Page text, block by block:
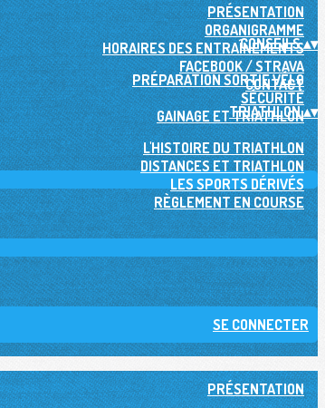
PRÉSENTATION
ORGANIGRAMME
HORAIRES DES ENTRAÎNEMENTS
FACEBOOK / STRAVA
CONTACT
CONSEILS▴▾
PRÉPARATION SORTIE VÉLO
SÉCURITÉ
GAINAGE ET TRIATHLON
TRIATHLON▴▾
L'HISTOIRE DU TRIATHLON
DISTANCES ET TRIATHLON
LES SPORTS DÉRIVÉS
RÈGLEMENT EN COURSE
SE CONNECTER
PRÉSENTATION